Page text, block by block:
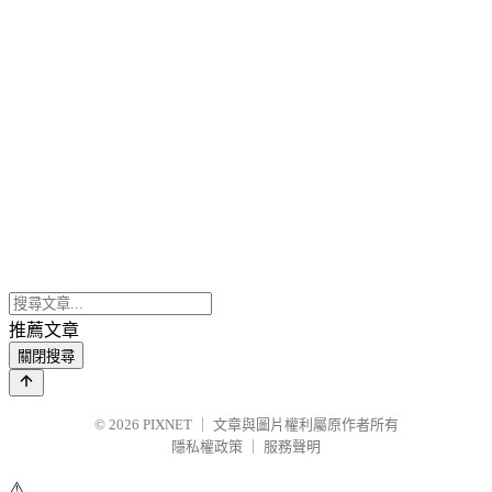
推薦文章
關閉搜尋
© 2026 PIXNET
文章與圖片權利屬原作者所有
隱私權政策
服務聲明
⚠️